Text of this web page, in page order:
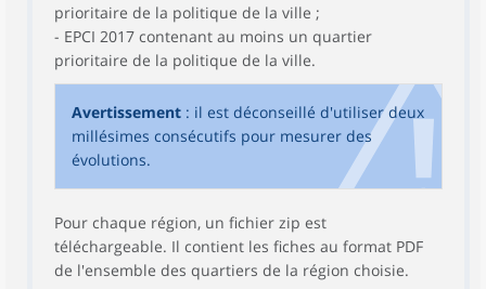
prioritaire de la politique de la ville ;
- EPCI 2017 contenant au moins un quartier
prioritaire de la politique de la ville.
Avertissement : il est déconseillé d'utiliser deux
millésimes consécutifs pour mesurer des
évolutions.
Pour chaque région, un fichier zip est
téléchargeable. Il contient les fiches au format PDF
de l'ensemble des quartiers de la région choisie.